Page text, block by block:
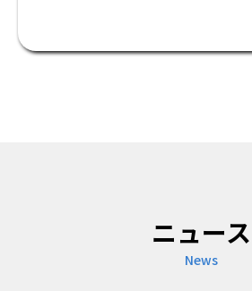
ニュース
News